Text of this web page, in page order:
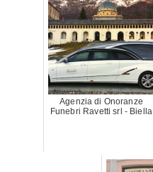
Agenzia di Onoranze
Funebri Ravetti srl - Biella